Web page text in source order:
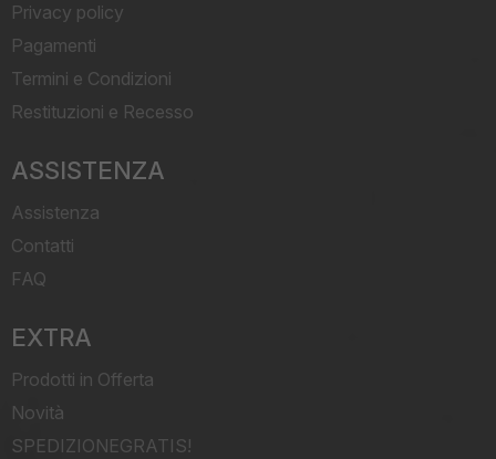
Privacy policy
Pagamenti
Termini e Condizioni
Restituzioni e Recesso
ASSISTENZA
Assistenza
Contatti
FAQ
EXTRA
Prodotti in Offerta
Novità
SPEDIZIONEGRATIS!